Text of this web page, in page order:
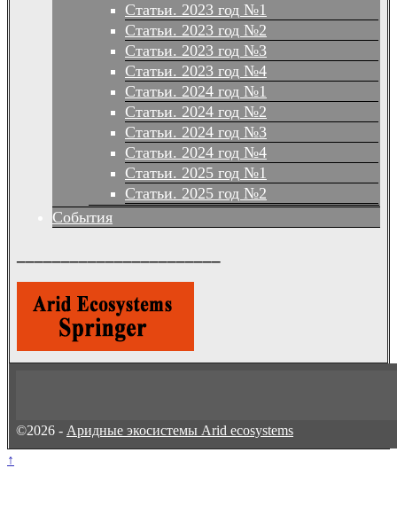
Статьи. 2023 год №1
Статьи. 2023 год №2
Статьи. 2023 год №3
Статьи. 2023 год №4
Статьи. 2024 год №1
Статьи. 2024 год №2
Статьи. 2024 год №3
Статьи. 2024 год №4
Статьи. 2025 год №1
Статьи. 2025 год №2
События
©2026 - Аридные экосистемы Arid ecosystems
↑